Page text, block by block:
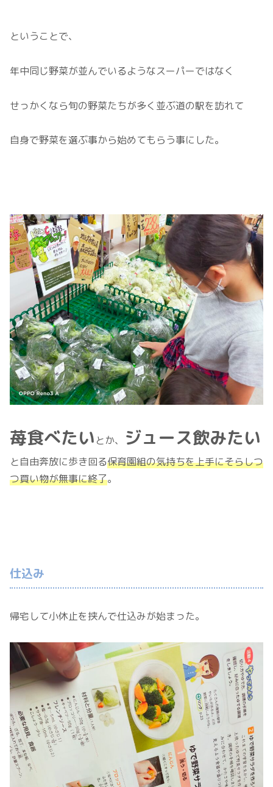
ということで、
年中同じ野菜が並んでいるようなスーパーではなく
せっかくなら旬の野菜たちが多く並ぶ道の駅を訪れて
自身で野菜を選ぶ事から始めてもらう事にした。
苺食べたい とか、 ジュース飲みたい
と自由奔放に歩き回る保育園組の気持ちを上手にそらしつ
つ買い物が無事に終了。
仕込み
帰宅して小休止を挟んで仕込みが始まった。